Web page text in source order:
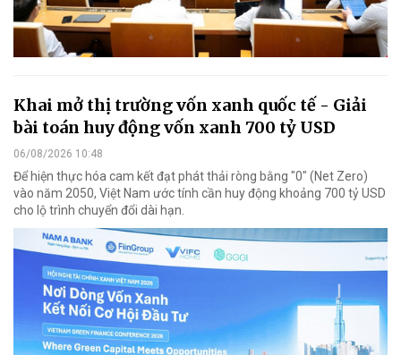
Khai mở thị trường vốn xanh quốc tế - Giải
bài toán huy động vốn xanh 700 tỷ USD
06/08/2026 10:48
Để hiện thực hóa cam kết đạt phát thải ròng bằng "0" (Net Zero)
vào năm 2050, Việt Nam ước tính cần huy động khoảng 700 tỷ USD
cho lộ trình chuyển đổi dài hạn.